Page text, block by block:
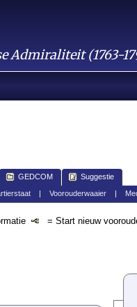
Admiraliteit (1763-
GEDCOM Suggestie
| Voorouderwaaier|
= Start nieuw